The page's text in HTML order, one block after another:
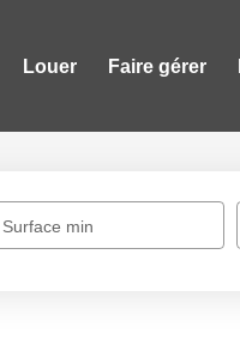
Louer Faire gérer
Surface min